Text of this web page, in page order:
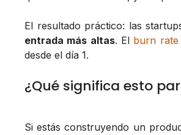
El resultado práctico: las
entrada más altas. El burn rate
desde el día 1.
¿Qué significa esto
Si estás construyendo un